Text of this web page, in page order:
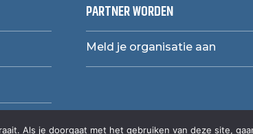
PARTNER WORDEN
Meld je organisatie aan
Als je doorgaat met het gebruiken van deze site,